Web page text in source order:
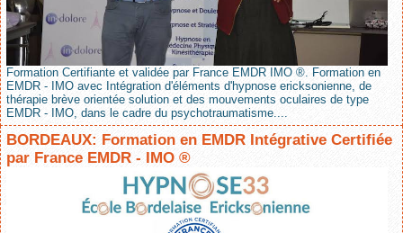
Formation Certifiante et validée par France EMDR IMO ®. Formation en
EMDR - IMO avec Intégration d'éléments d'hypnose ericksonienne, de
thérapie brève orientée solution et des mouvements oculaires de type
EMDR - IMO, dans le cadre du psychotraumatisme....
BORDEAUX: Formation en EMDR Intégrative Certifiée
par France EMDR - IMO ®